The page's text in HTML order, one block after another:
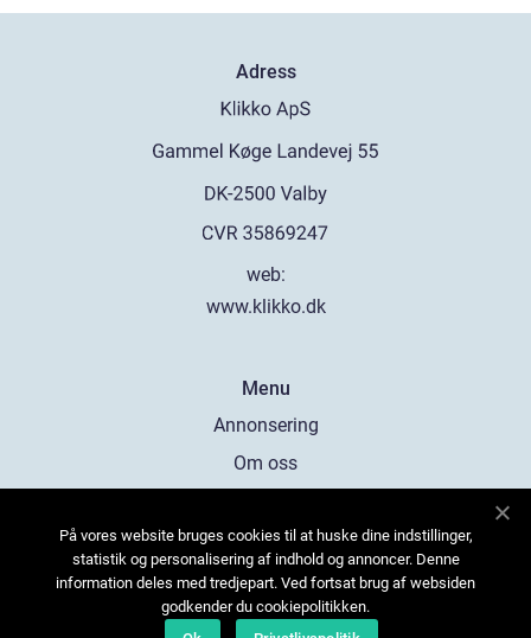
Adress
web:
www.klikko.dk
Menu
Annonsering
Om oss
Kontakta oss
Sitemap
På vores website bruges cookies til at huske dine indstillinger,
statistik og personalisering af indhold og annoncer. Denne
information deles med tredjepart. Ved fortsat brug af websiden
godkender du cookiepolitikken.